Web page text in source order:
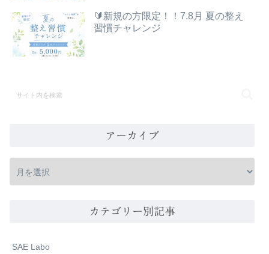
🔰新規の方限定！！7.8月 夏の整え
習慣チャレンジ
アーカイブ
カテゴリー別記事
SAE Labo